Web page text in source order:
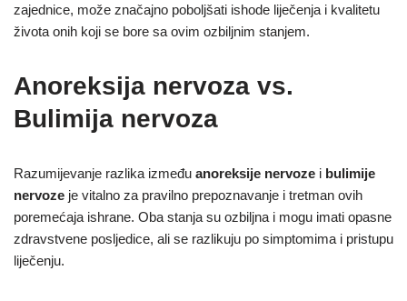
zajednice, može značajno poboljšati ishode liječenja i kvalitetu
života onih koji se bore sa ovim ozbiljnim stanjem.
Anoreksija nervoza vs.
Bulimija nervoza
Razumijevanje razlika između anoreksije nervoze i bulimije
nervoze je vitalno za pravilno prepoznavanje i tretman ovih
poremećaja ishrane. Oba stanja su ozbiljna i mogu imati opasne
zdravstvene posljedice, ali se razlikuju po simptomima i pristupu
liječenju.